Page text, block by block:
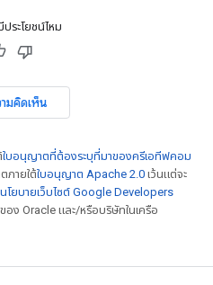
ระโยชน์ไหม
มคิดเห็น
ใบอนุญาตที่ต้องระบุที่มาของครีเอทีฟคอม
ภายใต้ใบอนุญาต Apache 2.0 เว้นแต่จะ
นโยบายเว็บไซต์ Google Developers
อง Oracle และ/หรือบริษัทในเครือ